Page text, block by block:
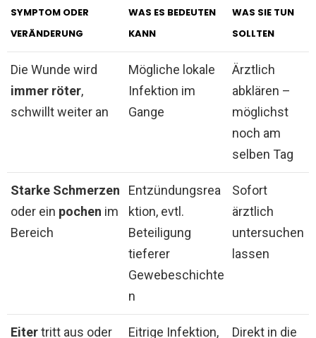
SYMPTOM ODER
VERÄNDERUNG
WAS ES BEDEUTEN
KANN
WAS SIE TUN
SOLLTEN
Die Wunde wird
immer röter,
schwillt weiter an
Mögliche lokale
Infektion im
Gange
Ärztlich
abklären –
möglichst
noch am
selben Tag
Starke Schmerzen
oder ein pochen im
Bereich
Entzündungsrea
ktion, evtl.
Beteiligung
tieferer
Gewebeschichte
n
Sofort
ärztlich
untersuchen
lassen
Eitertritt aus oder
Eitrige Infektion,
Direkt in die